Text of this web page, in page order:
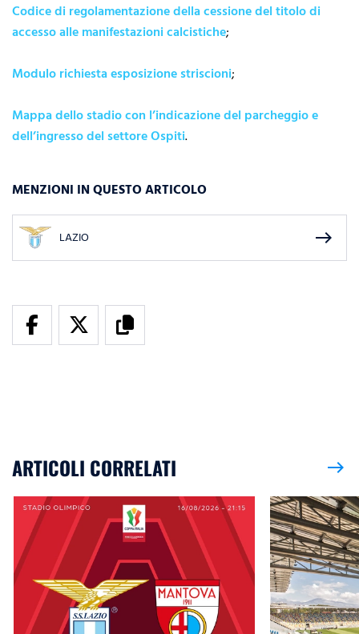
Codice di regolamentazione della cessione del titolo di
accesso alle manifestazioni calcistiche;
Modulo richiesta esposizione striscioni;
Mappa dello stadio con l’indicazione del parcheggio e
dell’ingresso del settore Ospiti.
MENZIONI IN QUESTO ARTICOLO
LAZIO east
ARTICOLI CORRELATI east